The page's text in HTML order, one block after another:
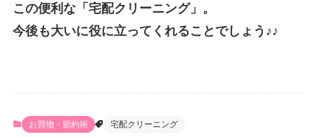
この便利な「宅配クリーニング」。
今後も大いに役に立ってくれることでしょう♪♪
お買物・節約術 宅配クリーニング